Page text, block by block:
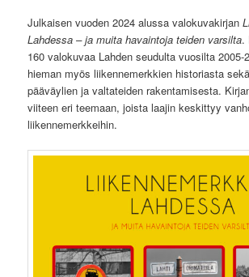
Julkaisen vuoden 2024 alussa valokuvakirjan
Lahdessa – ja muita havaintoja teiden varsilta.
160 valokuvaa Lahden seudulta vuosilta 2005-
hieman myös liikennemerkkien historiasta
pääväylien ja valtateiden rakentamisesta.
viiteen eri teemaan, joista laajin keskittyy
liikennemerkkeihin.